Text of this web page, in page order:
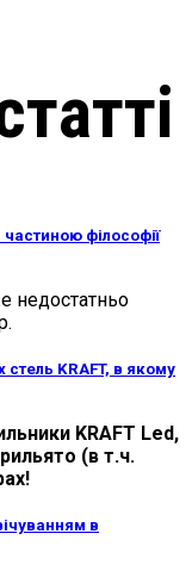
філософії
недостатньо
KRAFT, в якому
KRAFT Led,
(в т.ч.
в